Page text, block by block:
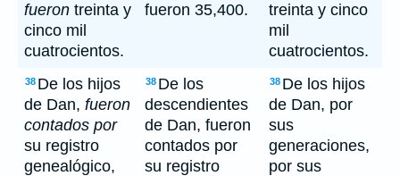
fueron treinta y
cinco mil
cuatrocientos.
fueron 35,400.
treinta y cinco
mil
cuatrocientos.
38 De los hijos
de Dan, fueron
contados por
su registro
genealógico,
38 De los
descendientes
de Dan, fueron
contados por
su registro
38 De los hijos
de Dan, por
sus
generaciones,
por sus